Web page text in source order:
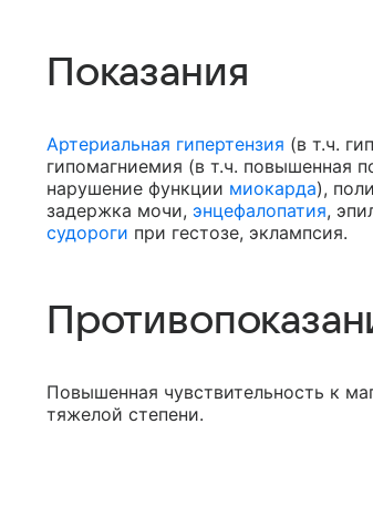
Показания
Артериальная гипертензия (в т.ч.
гипомагниемия (в т.ч. повышенная
нарушение функции миокарда),
задержка мочи, энцефалопатия,
судороги при гестозе, эклампсия.
Повышенная чувствительность к
тяжелой степени.